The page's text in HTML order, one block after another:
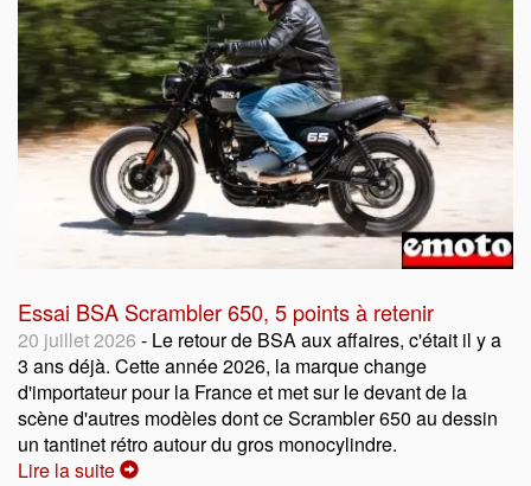
Essai BSA Scrambler 650, 5 points à retenir
20 juillet 2026 - Le retour de BSA aux affaires, c'était il y a
3 ans déjà. Cette année 2026, la marque change
d'importateur pour la France et met sur le devant de la
scène d'autres modèles dont ce Scrambler 650 au dessin
un tantinet rétro autour du gros monocylindre.
Lire la suite